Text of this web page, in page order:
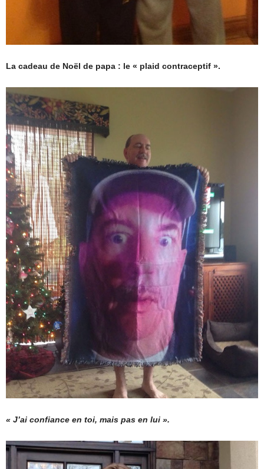
La cadeau de Noël de papa : le « plaid contraceptif ».
« J’ai confiance en toi, mais pas en lui ».